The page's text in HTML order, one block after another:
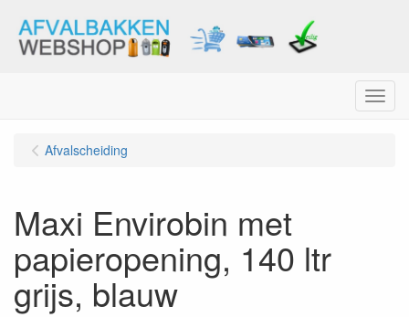
Menu
Afvalscheiding
Maxi Envirobin met
papieropening, 140 ltr
grijs, blauw